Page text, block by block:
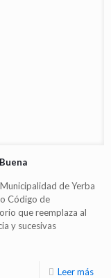
de Yerba
Código de
que reemplaza al
y sucesivas
Leer más